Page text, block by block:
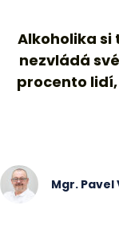
Alkoholika si
nezvládá
procento
Mgr. Pavel